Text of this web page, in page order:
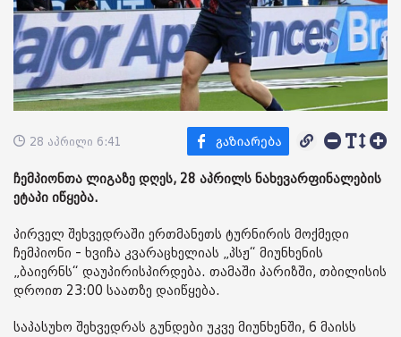
28 აპრილი 6:41
ჩემპიონთა ლიგაზე დღეს, 28 აპრილს ნახევარფინალების
ეტაპი იწყება.
პირველ შეხვედრაში ერთმანეთს ტურნირის მოქმედი
ჩემპიონი - ხვიჩა კვარაცხელიას „პსჟ“ მიუნხენის
„ბაიერნს“ დაუპირისპირდება. თამაში პარიზში, თბილისის
დროით 23:00 საათზე დაიწყება.
საპასუხო შეხვედრას გუნდები უკვე მიუნხენში, 6 მაისს